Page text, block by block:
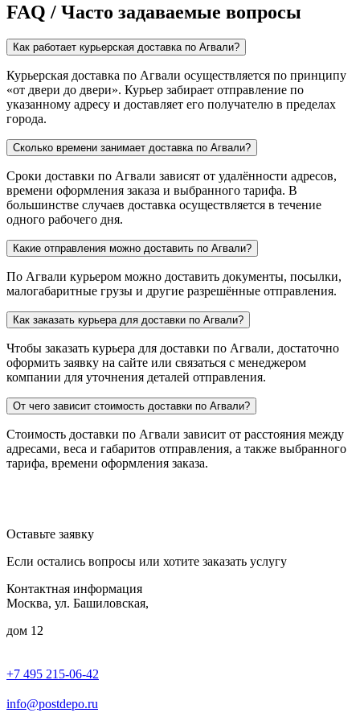
FAQ / Часто задаваемые вопросы
Как работает курьерская доставка по Агвали?
Курьерская доставка по Агвали осуществляется по принципу
«от двери до двери». Курьер забирает отправление по
указанному адресу и доставляет его получателю в пределах
города.
Сколько времени занимает доставка по Агвали?
Сроки доставки по Агвали зависят от удалённости адресов,
времени оформления заказа и выбранного тарифа. В
большинстве случаев доставка осуществляется в течение
одного рабочего дня.
Какие отправления можно доставить по Агвали?
По Агвали курьером можно доставить документы, посылки,
малогабаритные грузы и другие разрешённые отправления.
Как заказать курьера для доставки по Агвали?
Чтобы заказать курьера для доставки по Агвали, достаточно
оформить заявку на сайте или связаться с менеджером
компании для уточнения деталей отправления.
От чего зависит стоимость доставки по Агвали?
Стоимость доставки по Агвали зависит от расстояния между
адресами, веса и габаритов отправления, а также выбранного
тарифа, времени оформления заказа.
Оставьте заявку
Если остались вопросы или хотите заказать услугу
Контактная информация
Москва, ул. Башиловская,
дом 12
+7 495 215-06-42
info@postdepo.ru